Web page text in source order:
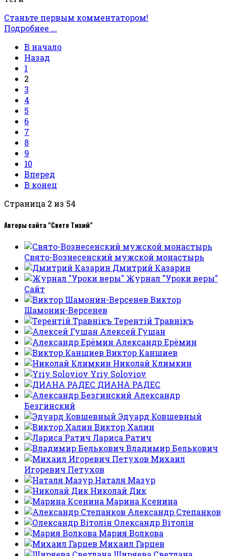
Станьте первым комментатором!
Подробнее ...
В начало
Назад
1
2
3
4
5
6
7
8
9
10
Вперед
В конец
Страница 2 из 54
Авторы сайта "Свете Тихий"
Свято-Вознесенский мужской монастырь
Дмитрий Казарин
Журнал "Уроки веры"
Сайт
Виктор
Шамонин-Версенев
Терентiй Травнiкъ
Алексей Гушан
Александр Ерёмин
Виктор Каншиев
Николай Климкин
Yriy Soloviov
ДИАНА РАДЕС
Александр
Безгинский
Эдуард Ковшевный
Виктор Халин
Лариса Ратич
Владимир Белькович
Михаил
Игоревич Петухов
Наталя Мазур
Николай Дик
Марина Ксенина
Александр Степанков
Олександр Вітолін
Мария Волкова
Михаил Гарцев